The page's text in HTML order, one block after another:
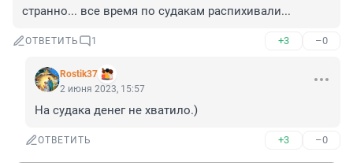
странно... все время по судакам распихивали...
ОТВЕТИТЬ 1 +3 –0
Rostik37
2 июня 2023, 15:57
На судака денег не хватило.)
ОТВЕТИТЬ +3 –0